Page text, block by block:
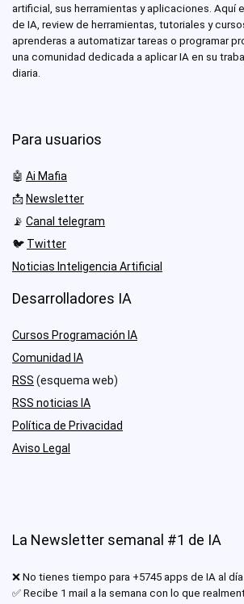
artificial, sus herramientas y aplicaciones. Aquí
de IA, review de herramientas, tutoriales y
aprenderas a automatizar tareas o programar
una comunidad dedicada a aplicar IA en su
diaria.
Para usuarios
🤖 Ai Mafia
📩 Newsletter
📡 Canal telegram
🐦 Twitter
Noticias Inteligencia Artificial
Desarrolladores IA
Cursos Programación IA
Comunidad IA
RSS (esquema web)
RSS noticias IA
Política de Privacidad
Aviso Legal
La Newsletter semanal #1 de IA
❌ No tienes tiempo para +5745 apps de IA al día
✅ Recibe 1 mail a la semana con lo que